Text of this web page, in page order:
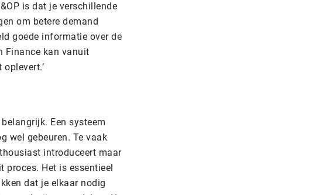
is dat je verschillende
om betere demand
goede informatie over de
Finance kan vanuit
Een systeem
wel gebeuren. Te vaak
introduceert maar
Het is essentieel
dat je elkaar nodig